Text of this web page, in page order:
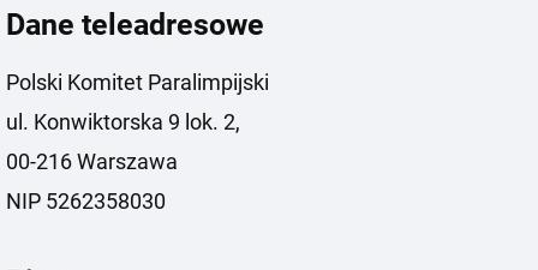
Dane teleadresowe
Polski Komitet Paralimpijski
ul. Konwiktorska 9 lok. 2,
00-216 Warszawa
NIP 5262358030